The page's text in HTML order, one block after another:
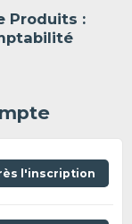
Produits :
l'inscription